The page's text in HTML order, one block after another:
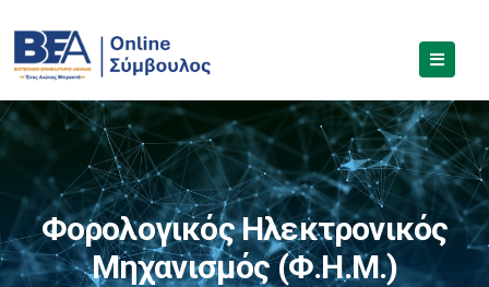
Φορολογικός Ηλεκτρονικός
Μηχανισμός (Φ.Η.Μ.)